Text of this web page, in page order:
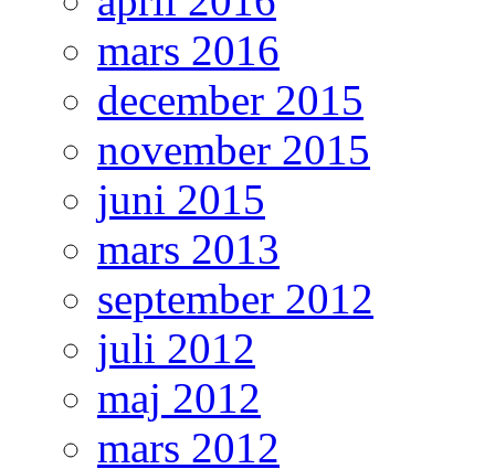
mars 2016
december 2015
november 2015
juni 2015
mars 2013
september 2012
juli 2012
maj 2012
mars 2012